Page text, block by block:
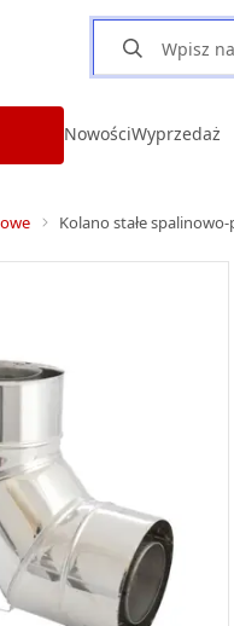
NowościWyprzedaż
Kolano stałe